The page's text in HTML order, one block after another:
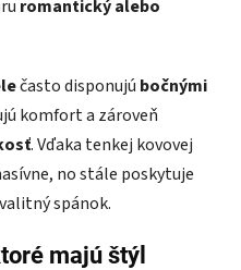
romantický alebo
často disponujú bočnými
komfort a zároveň
. Vďaka tenkej kovovej
no stále poskytuje
spánok.
majú štýl